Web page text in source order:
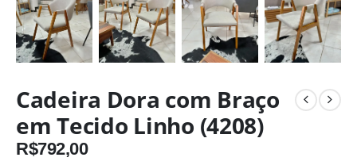
Cadeira Dora com Braço
em Tecido Linho (4208)
R$792,00